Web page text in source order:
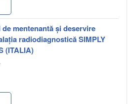
mentenantă și deservire
radiodiagnostică SIMPLY
(ITALIA)